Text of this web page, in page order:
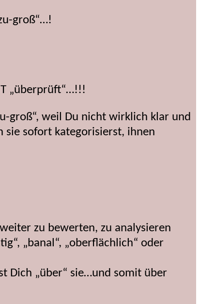
groß“…!
„überprüft“…!!!
groß“, weil Du nicht wirklich klar und
sie sofort kategorisierst, ihnen
zu bewerten, zu analysieren
„banal“, „oberflächlich“ oder
Dich „über“ sie…und somit über